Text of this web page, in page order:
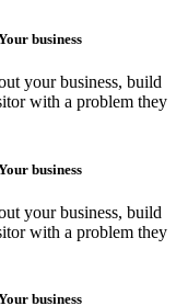
business
your business, build
with a problem they
business
your business, build
with a problem they
business